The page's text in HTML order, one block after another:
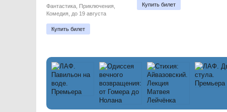
Фантастика, Приключения,
Комедия, до 19 августа
Купить билет
Купить билет